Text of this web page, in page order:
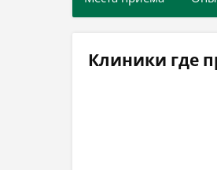
Клиники где